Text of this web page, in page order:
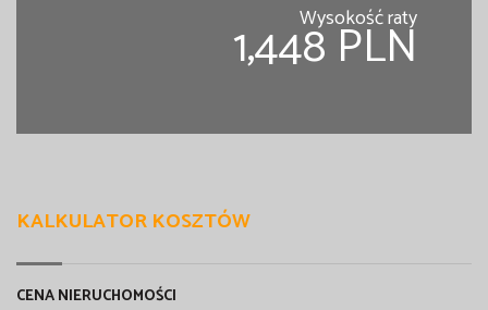
Wysokość raty
1,448 PLN
KALKULATOR KOSZTÓW
CENA NIERUCHOMOŚCI